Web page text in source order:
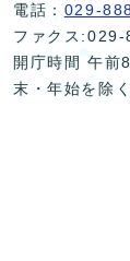
電話： 029-
ファクス
開庁時間 午前
末・年始を除く